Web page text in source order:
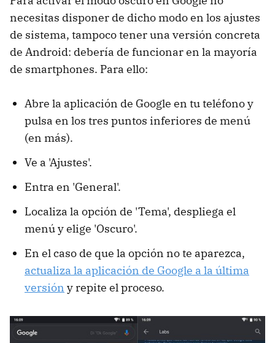
necesitas disponer de dicho modo en los ajustes
de sistema, tampoco tener una versión concreta
de Android: debería de funcionar en la mayoría
de smartphones. Para ello:
Abre la aplicación de Google en tu teléfono y
pulsa en los tres puntos inferiores de menú
(en más).
Ve a 'Ajustes'.
Entra en 'General'.
Localiza la opción de 'Tema', despliega el
menú y elige 'Oscuro'.
En el caso de que la opción no te aparezca,
actualiza la aplicación de Google a la última
versión y repite el proceso.